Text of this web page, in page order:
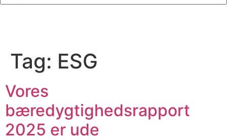
Tag: ESG
Vores
bæredygtighedsrapport
2025 er ude